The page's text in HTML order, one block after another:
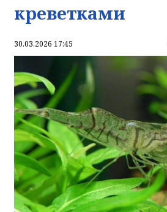
креветками
30.03.2026 17:45